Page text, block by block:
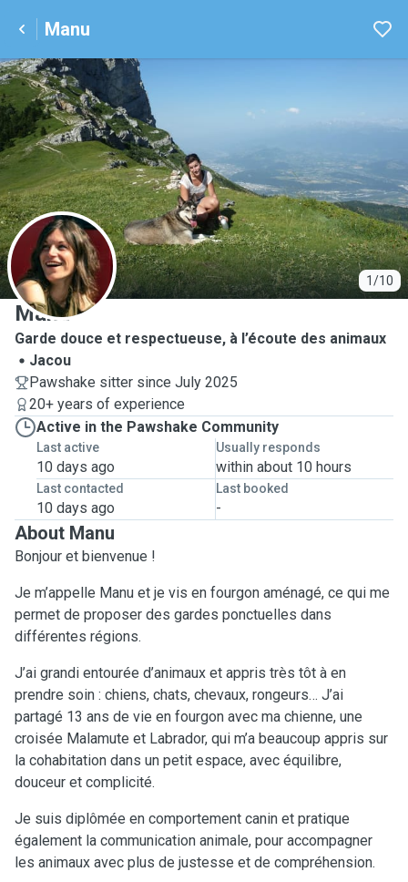
Manu
1/10
M
Manu
Garde douce et respectueuse, à l’écoute des animaux
Jacou
Pawshake sitter since July 2025
20+ years of experience
Active in the Pawshake Community
Last active
10 days ago
Usually responds
within about 10 hours
Last contacted
10 days ago
Last booked
-
About Manu
Bonjour et bienvenue !
Je m’appelle Manu et je vis en fourgon aménagé, ce qui me
permet de proposer des gardes ponctuelles dans
différentes régions.
J’ai grandi entourée d’animaux et appris très tôt à en
prendre soin : chiens, chats, chevaux, rongeurs… J’ai
partagé 13 ans de vie en fourgon avec ma chienne, une
croisée Malamute et Labrador, qui m’a beaucoup appris sur
la cohabitation dans un petit espace, avec équilibre,
douceur et complicité.
Je suis diplômée en comportement canin et pratique
également la communication animale, pour accompagner
les animaux avec plus de justesse et de compréhension.